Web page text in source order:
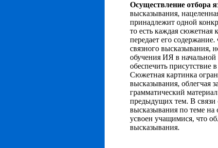
Осуществление отбора
высказывания,
принадлежит одной
то есть каждая сюжетная
передает его
связного высказывания,
обучения ИЯ в начальной
обеспечить присутствие
Сюжетная картинка
высказывания, облегчая
грамматический
предыдущих тем. В связи
высказывания по теме
усвоен учащимися, что
высказывания.